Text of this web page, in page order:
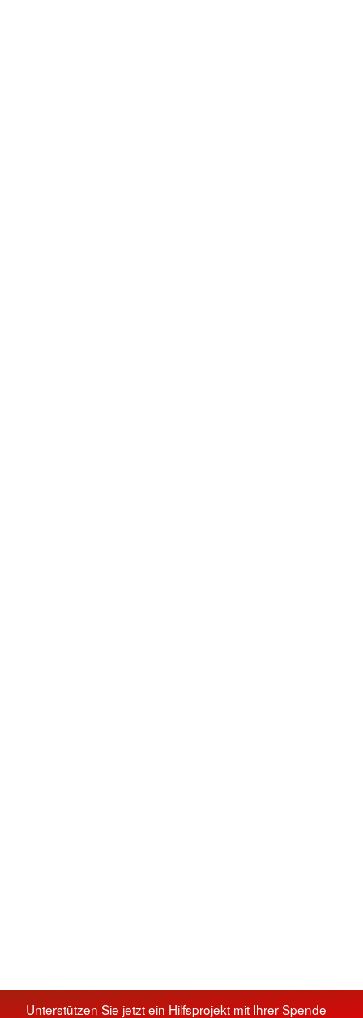
Unterstützen Sie jetzt ein Hilfsprojekt mit Ihrer Spende